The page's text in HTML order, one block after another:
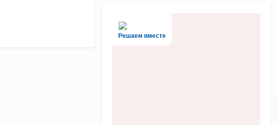
Решаем вместе